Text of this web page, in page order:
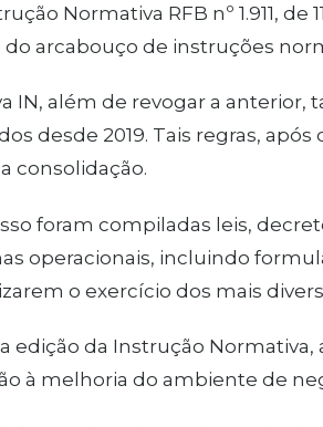
Normativa RFB nº 1.911,
do arcabouço de instruções
IN, além de revogar a
desde 2019. Tais regras,
consolidação.
foram compiladas leis,
operacionais, incluindo
o exercício dos mais
edição da Instrução
à melhoria do ambiente de